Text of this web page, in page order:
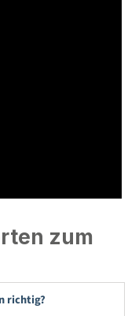
zum
richtig?